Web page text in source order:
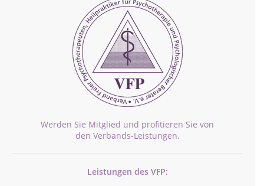
Werden Sie Mitglied und profitieren Sie von
den Verbands-Leistungen.
Leistungen des VFP: